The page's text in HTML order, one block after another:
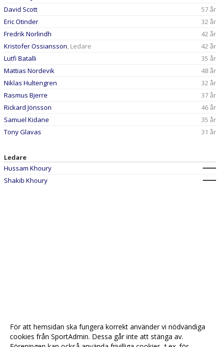
David Scott
57 år
Eric Otinder
32 år
Fredrik Norlindh
42 år
Kristofer Ossiansson, Ledare
42 år
Lutfi Batalli
35 år
Mattias Nordevik
48 år
Niklas Hultengren
32 år
Rasmus Bjerre
37 år
Rickard Jönsson
46 år
Samuel Kidane
35 år
Tony Glavas
31 år
Ledare
Hussam Khoury
Shakib Khoury
För att hemsidan ska fungera korrekt använder vi nödvändiga
cookies från SportAdmin. Dessa går inte att stänga av.